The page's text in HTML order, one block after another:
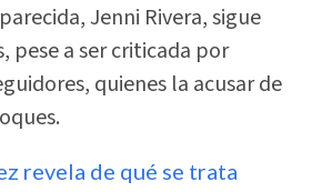
Jenni Rivera, sigue
pese a ser criticada por
quienes la acusar de
revela de qué se trata